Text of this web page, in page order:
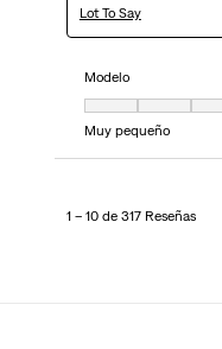
Lot To Say
Modelo
Modelo, 4 de 7,
Muy pequeño
1 – 10 de 317 Reseñas